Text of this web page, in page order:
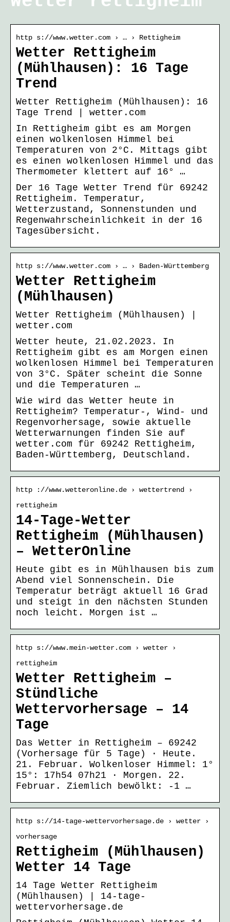
http s://www.wetter.com › … › Rettigheim
Wetter Rettigheim
(Mühlhausen): 16 Tage
Trend
Wetter Rettigheim (Mühlhausen): 16
Tage Trend | wetter.com
In Rettigheim gibt es am Morgen
einen wolkenlosen Himmel bei
Temperaturen von 2°C. Mittags gibt
es einen wolkenlosen Himmel und das
Thermometer klettert auf 16° …
Der 16 Tage Wetter Trend für 69242
Rettigheim. Temperatur,
Wetterzustand, Sonnenstunden und
Regenwahrscheinlichkeit in der 16
Tagesübersicht.
http s://www.wetter.com › … › Baden-Württemberg
Wetter Rettigheim
(Mühlhausen)
Wetter Rettigheim (Mühlhausen) |
wetter.com
Wetter heute, 21.02.2023. In
Rettigheim gibt es am Morgen einen
wolkenlosen Himmel bei Temperaturen
von 3°C. Später scheint die Sonne
und die Temperaturen …
Wie wird das Wetter heute in
Rettigheim? Temperatur-, Wind- und
Regenvorhersage, sowie aktuelle
Wetterwarnungen finden Sie auf
wetter.com für 69242 Rettigheim,
Baden-Württemberg, Deutschland.
http ://www.wetteronline.de › wettertrend ›
rettigheim
14-Tage-Wetter
Rettigheim (Mühlhausen)
– WetterOnline
Heute gibt es in Mühlhausen bis zum
Abend viel Sonnenschein. Die
Temperatur beträgt aktuell 16 Grad
und steigt in den nächsten Stunden
noch leicht. Morgen ist …
http s://www.mein-wetter.com › wetter ›
rettigheim
Wetter Rettigheim –
Stündliche
Wettervorhersage – 14
Tage
Das Wetter in Rettigheim – 69242
(Vorhersage für 5 Tage) · Heute.
21. Februar. Wolkenloser Himmel: 1°
15°: 17h54 07h21 · Morgen. 22.
Februar. Ziemlich bewölkt: -1 …
http s://14-tage-wettervorhersage.de › wetter ›
vorhersage
Rettigheim (Mühlhausen)
Wetter 14 Tage
14 Tage Wetter Rettigheim
(Mühlhausen) | 14-tage-
wettervorhersage.de